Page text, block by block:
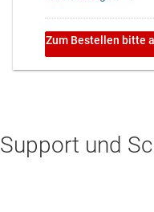
Support und